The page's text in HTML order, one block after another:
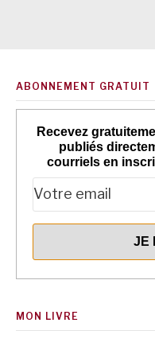
ABONNEMENT GRATUIT
Recevez
publiés
courriels en
MON LIVRE